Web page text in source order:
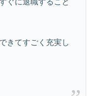
きてすごく充実し